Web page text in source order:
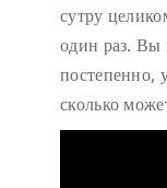
сутру
один раз. Вы
постепенно,
сколько